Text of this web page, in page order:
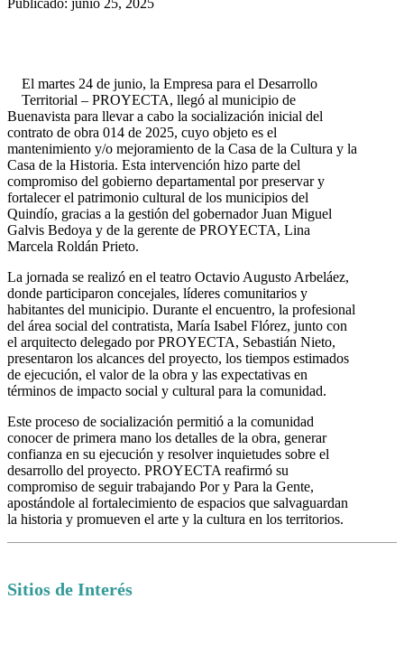
El martes 24 de junio, la Empresa para el Desarrollo
Territorial – PROYECTA, llegó al municipio de
Buenavista para llevar a cabo la socialización inicial del
contrato de obra 014 de 2025, cuyo objeto es el
mantenimiento y/o mejoramiento de la Casa de la Cultura y la
Casa de la Historia. Esta intervención hizo parte del
compromiso del gobierno departamental por preservar y
fortalecer el patrimonio cultural de los municipios del
Quindío, gracias a la gestión del gobernador Juan Miguel
Galvis Bedoya y de la gerente de PROYECTA, Lina
Marcela Roldán Prieto.
La jornada se realizó en el teatro Octavio Augusto Arbeláez,
donde participaron concejales, líderes comunitarios y
habitantes del municipio. Durante el encuentro, la profesional
del área social del contratista, María Isabel Flórez, junto con
el arquitecto delegado por PROYECTA, Sebastián Nieto,
presentaron los alcances del proyecto, los tiempos estimados
de ejecución, el valor de la obra y las expectativas en
términos de impacto social y cultural para la comunidad.
Este proceso de socialización permitió a la comunidad
conocer de primera mano los detalles de la obra, generar
confianza en su ejecución y resolver inquietudes sobre el
desarrollo del proyecto. PROYECTA reafirmó su
compromiso de seguir trabajando Por y Para la Gente,
apostándole al fortalecimiento de espacios que salvaguardan
la historia y promueven el arte y la cultura en los territorios.
Sitios de Interés